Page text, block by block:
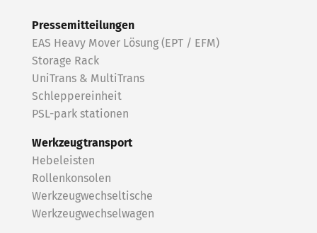
Pressemitteilungen
EAS Heavy Mover Lösung (EPT / EFM)
Storage Rack
UniTrans & MultiTrans
Schleppereinheit
PSL-park stationen
Werkzeugtransport
Hebeleisten
Rollenkonsolen
Werkzeugwechseltische
Werkzeugwechselwagen